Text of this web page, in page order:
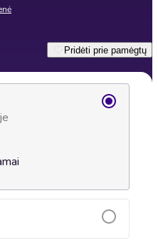
Pridėti prie pamėgtų